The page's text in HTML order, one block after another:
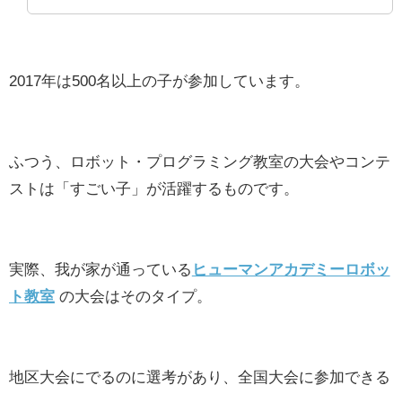
2017年は500名以上の子が参加しています。
ふつう、ロボット・プログラミング教室の大会やコンテ
ストは「すごい子」が活躍するものです。
実際、我が家が通っている ヒューマンアカデミーロボッ
ト教室の大会はそのタイプ。
地区大会にでるのに選考があり、全国大会に参加できる